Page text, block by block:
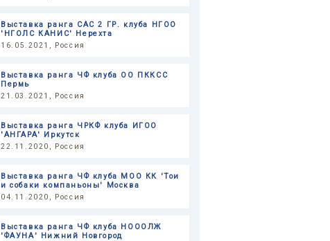
Выставка ранга САС 2 ГР. клуба НГОО
'НГОЛС КАНИС' Нерехта
16.05.2021, Россия
Выставка ранга ЧФ клуба ОО ПККСС
Пермь
21.03.2021, Россия
Выставка ранга ЧРКФ клуба ИГОО
'АНГАРА' Иркутск
22.11.2020, Россия
Выставка ранга ЧФ клуба МОО КК 'Тои
и собаки компаньоны' Москва
04.11.2020, Россия
Выставка ранга ЧФ клуба НОООЛЖ
'ФАУНА' Нижний Новгород